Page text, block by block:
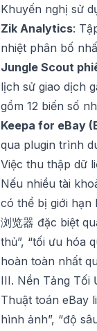
Khuyến nghị sử
Zik Analytics:
nhiệt phân bố
Jungle Scout
lịch sử giao dịch
gồm 12 biến số
Keepa for eBay
qua plugin trình
Việc thu thập dữ
Nếu nhiều tài
có thể bị giới hạn
浏览器 đặc biệt
thủ”, “tối ưu hóa
hoàn toàn nhất
III. Nền Tảng Tối
Thuật toán eBay
hình ảnh”, “độ